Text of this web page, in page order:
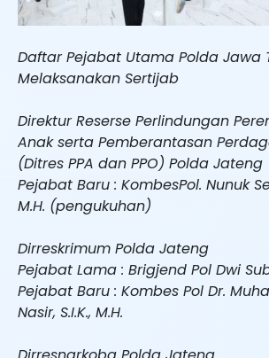
Daftar Pejabat Utama Polda Jawa
Melaksanakan Sertijab
Direktur Reserse Perlindungan
Anak serta Pemberantasan
(Ditres PPA dan PPO) Polda Jateng
Pejabat Baru : KombesPol. Nunuk
M.H. (pengukuhan)
Dirreskrimum Polda Jateng
Pejabat Lama : Brigjend Pol Dwi
Pejabat Baru : Kombes Pol Dr.
Nasir, S.I.K., M.H.